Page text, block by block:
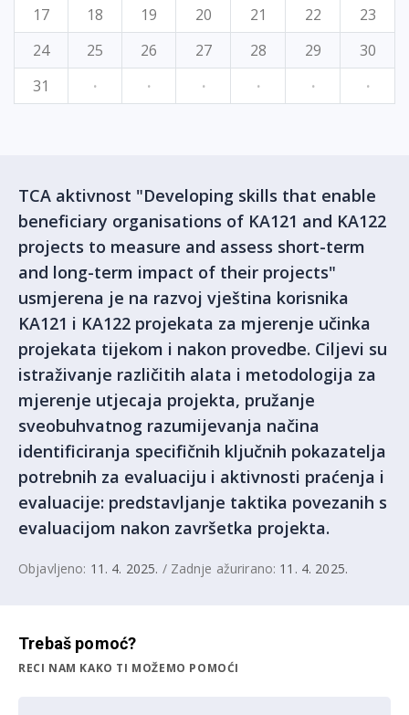
17
18 19 20 21 22
23
24
25 26 27 28 29
30
31
· · · · · ·
TCA aktivnost "Developing skills that enable
beneficiary organisations of KA121 and KA122
projects to measure and assess short-term
and long-term impact of their projects"
usmjerena je na razvoj vještina korisnika
KA121 i KA122 projekata za mjerenje učinka
projekata tijekom i nakon provedbe. Ciljevi su
istraživanje različitih alata i metodologija za
mjerenje utjecaja projekta, pružanje
sveobuhvatnog razumijevanja načina
identificiranja specifičnih ključnih pokazatelja
potrebnih za evaluaciju i aktivnosti praćenja i
evaluacije: predstavljanje taktika povezanih s
evaluacijom nakon završetka projekta.
Objavljeno: 11. 4. 2025. / Zadnje ažurirano: 11. 4. 2025.
Trebaš pomoć?
RECI NAM KAKO TI MOŽEMO POMOĆI